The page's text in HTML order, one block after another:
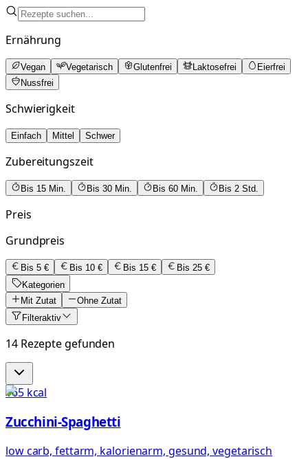
Ernährung
Vegan Vegetarisch Glutenfrei Laktosefrei
Eierfrei
Nussfrei
Schwierigkeit
Einfach Mittel Schwer
Zubereitungszeit
Bis 15 Min. Bis 30 Min. Bis 60 Min. Bis 2 Std.
Preis
Grundpreis
Bis 5 € Bis 10 € Bis 15 €
Bis 25 €
Kategorien
Mit Zutat
Ohne Zutat
Filteraktiv
14 Rezepte gefunden
165kcal
Zucchini-Spaghetti
low carb, fettarm, kalorienarm, gesund, vegetarisch